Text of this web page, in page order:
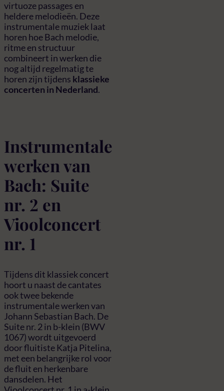
virtuoze passages en
heldere melodieën. Deze
instrumentale muziek laat
horen hoe Bach melodie,
ritme en structuur
combineert in werken die
nog altijd regelmatig te
horen zijn tijdens klassieke
concerten in Nederland.
Instrumentale
werken van
Bach: Suite
nr. 2 en
Vioolconcert
nr. 1
Tijdens dit klassiek concert
hoort u naast de cantates
ook twee bekende
instrumentale werken van
Johann Sebastian Bach. De
Suite nr. 2 in b-klein (BWV
1067) wordt uitgevoerd
door fluitiste Katja Pitelina,
met een belangrijke rol voor
de fluit en herkenbare
dansdelen. Het